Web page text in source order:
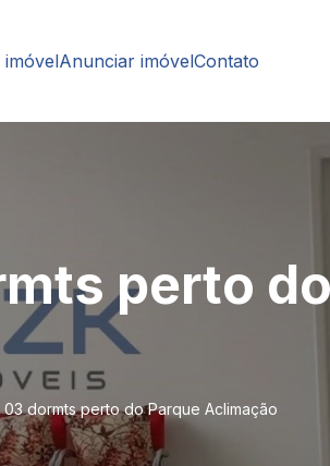
imóvelAnunciar imóvelContato
perto
dormts perto do Parque Aclimação